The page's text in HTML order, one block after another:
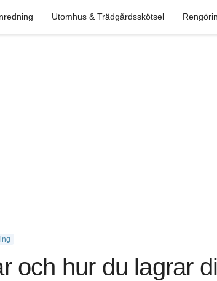
Utomhus & Trädgårdsskötsel
och hur du lagrar